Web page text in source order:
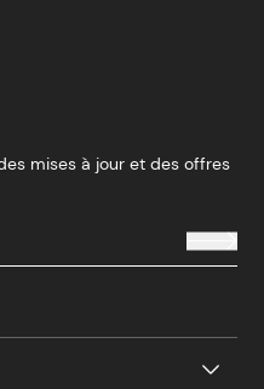
mises à jour et des offres